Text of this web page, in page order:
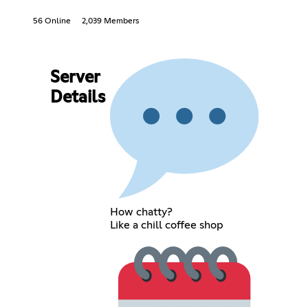
56 Online 2,039 Members
Server
Details
How chatty?
Like a chill coffee shop